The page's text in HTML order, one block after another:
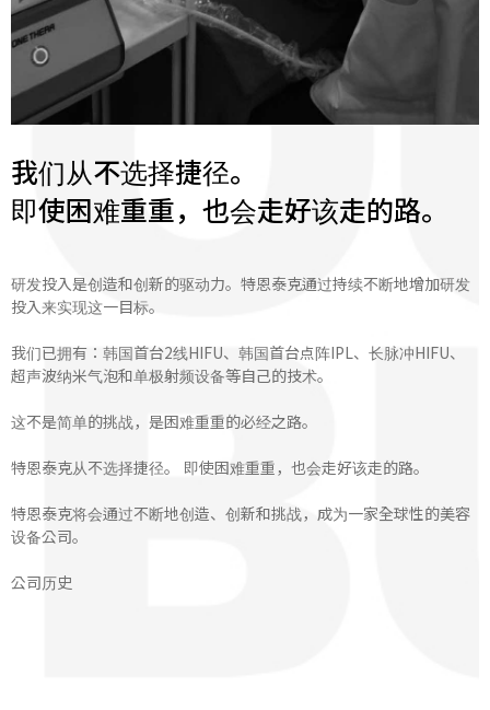
我们从不选择捷径。
即使困难重重，也会走好该走的路。
研发投入是创造和创新的驱动力。特恩泰克通过持续不断地增加研发
投入来实现这一目标。
我们已拥有：韩国首台2线HIFU、韩国首台点阵IPL、长脉冲HIFU、
超声波纳米气泡和单极射频设备等自己的技术。
这不是简单的挑战，是困难重重的必经之路。
特恩泰克从不选择捷径。 即使困难重重，也会走好该走的路。
特恩泰克将会通过不断地创造、创新和挑战，成为一家全球性的美容
设备公司。
公司历史